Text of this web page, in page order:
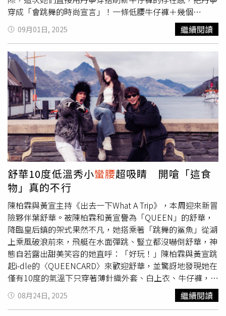
版外套，就是Y2K女主角本人；而那條傳說中2000年代「腿
長神器」—Long & Lean版型，這次強勢回歸，不只修身、
還加了升級腰線，穿上瞬間變身小
辣妹代表。Long &
Lean版型系列（圖／品牌提供）
穿成「會跳舞的時尚宣言」！一條低腰牛仔褲＋幾個
Pose，不只是造型，是一場新世代的態度表演。（圖／品
牌提供）（圖／品牌提供）低腰褲性感不土氣，搭配小背心
或短版外套，就是Y2K女主角本人；而那條傳說中2000年代
「腿長神器」—Long & Lean版型，這次強勢回歸，不只修
身、還加了升級腰線，穿上瞬間變身小
Long & Lean版型系列（圖／品牌提供）更狂的是，不管是
臀翹派、腿控派、舒適掛還是帥氣系，GAP丹寧從緊身、高
腰，到寬褲、低腰，各種剪裁全都在線，真的有點太好買。
（圖／品牌提供）Marimekko2025早秋丹寧系列、加入印
花氣場爆棚今年秋天不想再走乖乖牌路線？那你絕對要試試
這波印花丹寧熱潮！ Marimekko迷你裙、膝上裙、長版丹
寧洋裝全面出動，從「腳踝性感」到「大腿殺手」，幫你包
辦各種穿搭情緒。除了經典藍牛仔，這次還推出水洗灰色
系，多了點神秘個性，穿上直接升級「都市酷女孩」模式，
回頭率也默默上升！（圖／品牌提供）（圖／品牌提供）其
中最搶鏡的，就是那件被狂熱討論的丹寧洋裝—不只修飾身
形，隨便一雙靴子就能穿出雜誌大片感，再加一點紅唇或墨
鏡，彷彿隨時準備走上伸展台。Marimekko丹寧Unikko印
花短洋裝（圖／品牌提供）還有那款被暱稱為「糖果包」的
迷你肩揹包，這次也換上丹寧新裝登場！外型可愛，隨便一
背帥氣感馬上拉滿，搭配洋裝或褲裝都毫無違和，根本是今
年秋天的出街MVP！Marimekko水洗丹寧Unikko印花Karla
糖果包（圖／品牌提供）
09月01日, 2025 繼續閱讀
舒華10度低溫秀小蠻腰超吸睛 開嗆「這食
物」真的不行
陳柏霖與黃宣主持《出去一下What A Trip》，本周迎來新冒
險夥伴葉舒華。被陳柏霖和黃宣譽為「QUEEN」的舒華，
降臨皇后鎮的架式果然不凡，她搭乘著「跳舞的鯊魚」從湖
上乘風破浪前來，飛艇在水面彈跳、豎立都沒嚇倒舒華，神
態自若露出甜美笑容的她直呼：「好玩！」陳柏霖與黃宣跳
起i-dle的〈QUEENCARD〉來歡迎舒華，並驚訝地發現她在
僅有10度的氣溫下只穿著薄針織外套、白上衣、牛仔褲，還
露出一截小 蠻腰。舒華不解地看著兩位穿厚外套、戴手套、
毛帽還喊冷的哥哥，笑問：「有必要穿這麼多嗎？」展現滿
08月24日, 2025 繼續閱讀